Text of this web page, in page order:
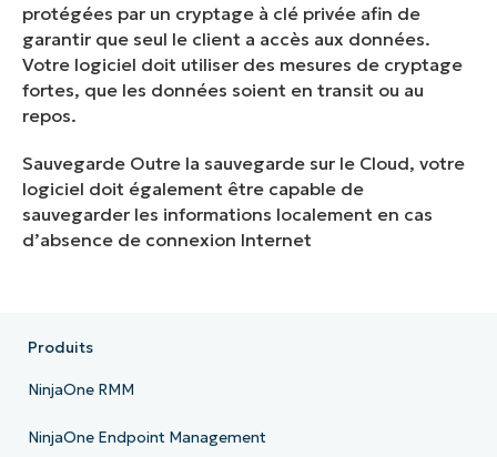
protégées par un cryptage à clé privée afin de
garantir que seul le client a accès aux données.
Votre logiciel doit utiliser des mesures de cryptage
fortes, que les données soient en transit ou au
repos.
Sauvegarde Outre la sauvegarde sur le Cloud, votre
logiciel doit également être capable de
sauvegarder les informations localement en cas
d’absence de connexion Internet
Produits
NinjaOne RMM
NinjaOne Endpoint Management